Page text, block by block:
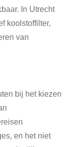
In Utrecht
koolstoffilter,
van
bij het kiezen
en het niet